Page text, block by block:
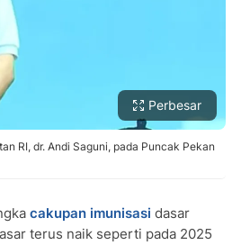
Perbesar
RI, dr. Andi Saguni, pada Puncak Pekan
cakupan imunisasi dasar
terus naik seperti pada 2025